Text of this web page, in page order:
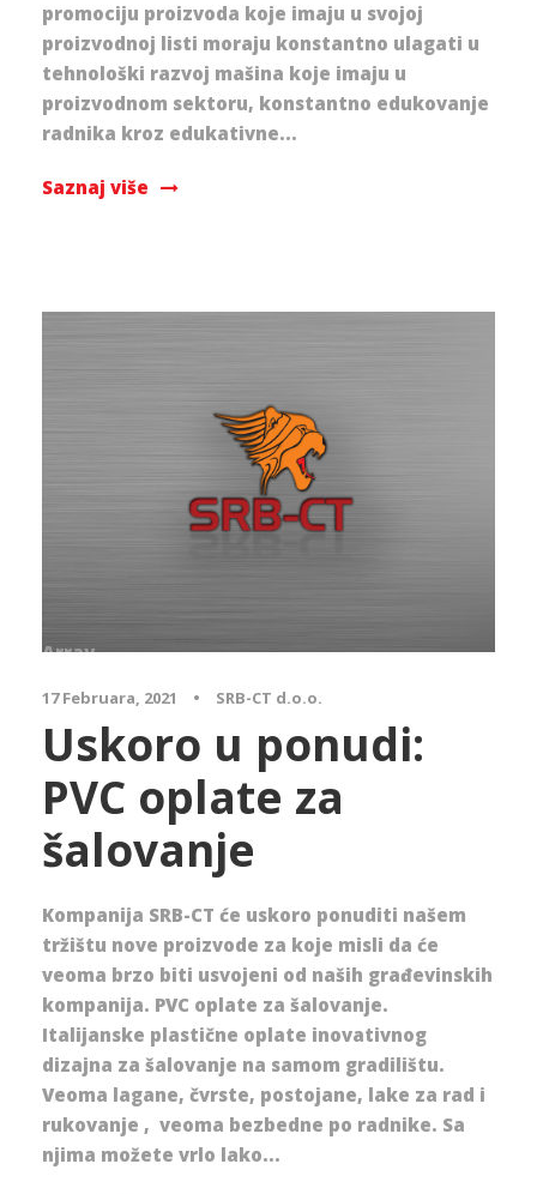
promociju proizvoda koje imaju u svojoj
proizvodnoj listi moraju konstantno ulagati u
tehnološki razvoj mašina koje imaju u
proizvodnom sektoru, konstantno edukovanje
radnika kroz edukativne...
Saznaj više
Array
17 Februara, 2021 • SRB-CT d.o.o.
Uskoro u ponudi:
PVC oplate za
šalovanje
Kompanija SRB-CT će uskoro ponuditi našem
tržištu nove proizvode za koje misli da će
veoma brzo biti usvojeni od naših građevinskih
kompanija. PVC oplate za šalovanje.
Italijanske plastične oplate inovativnog
dizajna za šalovanje na samom gradilištu.
Veoma lagane, čvrste, postojane, lake za rad i
rukovanje , veoma bezbedne po radnike. Sa
njima možete vrlo lako...